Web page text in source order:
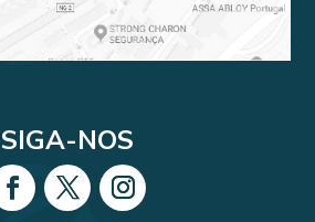
SIGA-NOS